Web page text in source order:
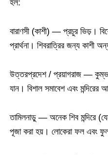
হল:
বারাণসী (কাশী) — প্রচুর ভিড়।
প্রার্থনা। শিবরাত্রির জন্য কাশী
উত্তরপ্রদেশ / প্রয়াগরাজ —
যান। বিশাল সমাবেশ এবং মন্দিরের
তামিলনাড়ু — অনেক শিব মন্দিরে
পূজা করা হয়। লোকেরা ফল এবং